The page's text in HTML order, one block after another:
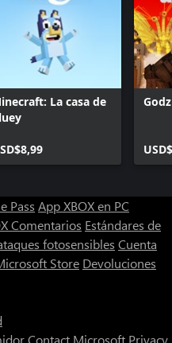
La casa de
Pass App XBOX en PC
Comentarios Estándares de
fotosensibles Cuenta
Store Devoluciones